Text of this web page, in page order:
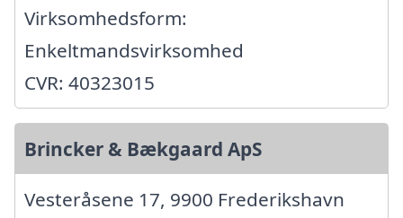
Virksomhedsform:
Enkeltmandsvirksomhed
CVR: 40323015
Brincker & Bækgaard ApS
Vesteråsene 17, 9900 Frederikshavn